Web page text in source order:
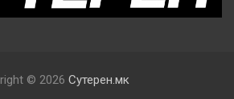
© 2026 Сутерен.мк